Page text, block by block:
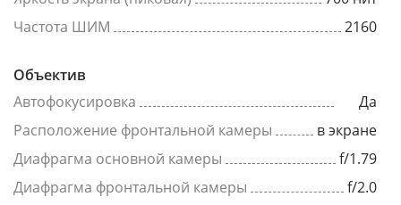
Частота ШИМ
2160
Объектив
Автофокусировка
Да
Расположение фронтальной камеры
в экране
Диафрагма основной камеры
f/1.79
Диафрагма фронтальной камеры
f/2.0